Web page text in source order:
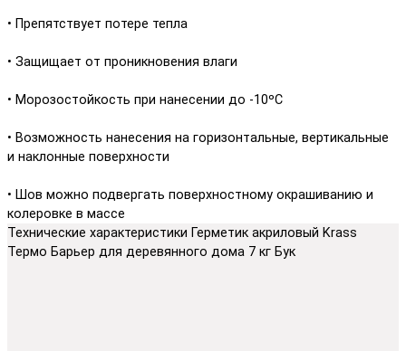
• Препятствует потере тепла
• Защищает от проникновения влаги
• Морозостойкость при нанесении до -10ºС
• Возможность нанесения на горизонтальные, вертикальные
и наклонные поверхности
• Шов можно подвергать поверхностному окрашиванию и
колеровке в массе
Технические характеристики Герметик акриловый Krass
Термо Барьер для деревянного дома 7 кг Бук